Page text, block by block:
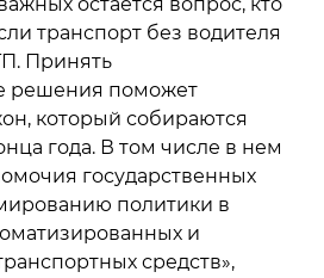
остается вопрос, кто
транспорт без водителя
Принять
решения поможет
который собираются
года. В том числе в нем
государственных
политики в
и
средств»,